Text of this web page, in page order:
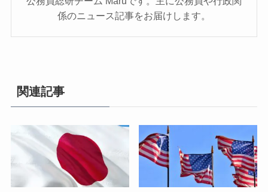
係のニュース記事をお届けします。
関連記事